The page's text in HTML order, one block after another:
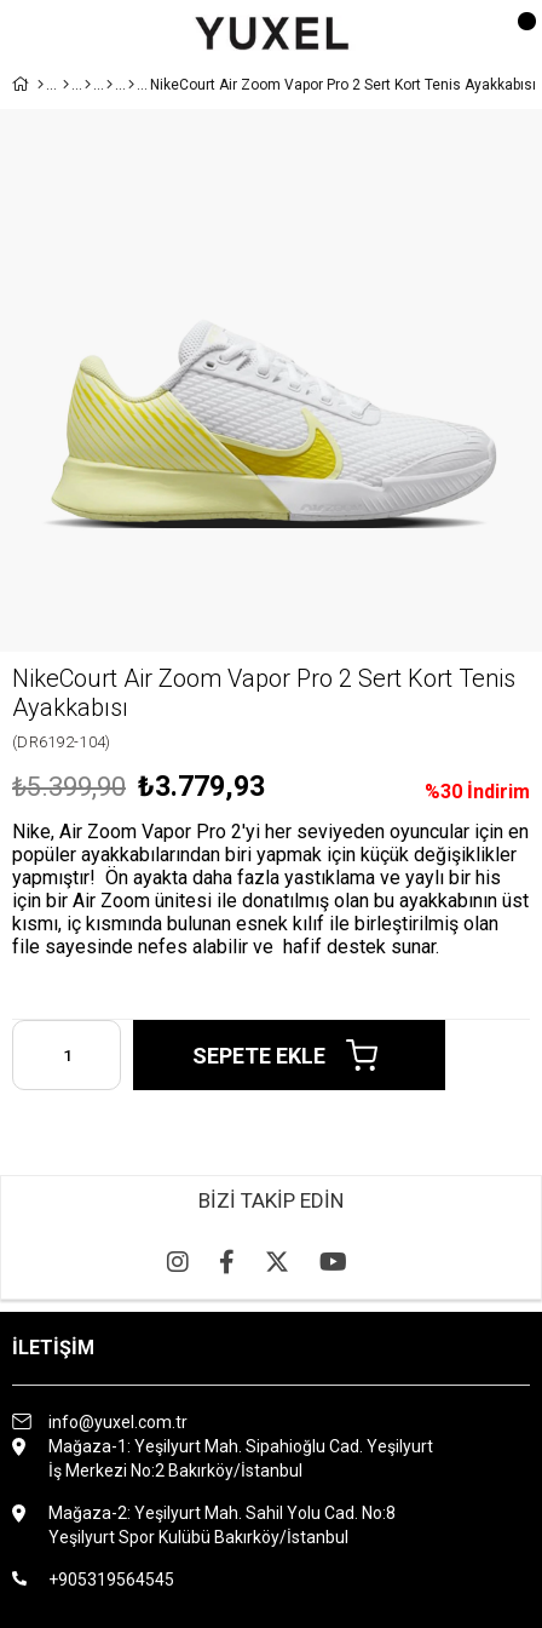
NikeCourt Air Zoom Vapor Pro 2 Sert Kort Tenis Ayakkabısı
NikeCourt Air Zoom Vapor Pro 2 Sert Kort Tenis
Ayakkabısı
(DR6192-104)
%30 İndirim
₺5.399,90 ₺3.779,93
Nike, Air Zoom Vapor Pro 2'yi her seviyeden oyuncular için en
popüler ayakkabılarından biri yapmak için küçük değişiklikler
yapmıştır! Ön ayakta daha fazla yastıklama ve yaylı bir his
için bir Air Zoom ünitesi ile donatılmış olan bu ayakkabının üst
kısmı, iç kısmında bulunan esnek kılıf ile birleştirilmiş olan
file sayesinde nefes alabilir ve hafif destek sunar.
BİZİ TAKİP EDİN
İLETİŞİM
info@yuxel.com.tr
Mağaza-1: Yeşilyurt Mah. Sipahioğlu Cad. Yeşilyurt
İş Merkezi No:2 Bakırköy/İstanbul
Mağaza-2: Yeşilyurt Mah. Sahil Yolu Cad. No:8
Yeşilyurt Spor Kulübü Bakırköy/İstanbul
+905319564545